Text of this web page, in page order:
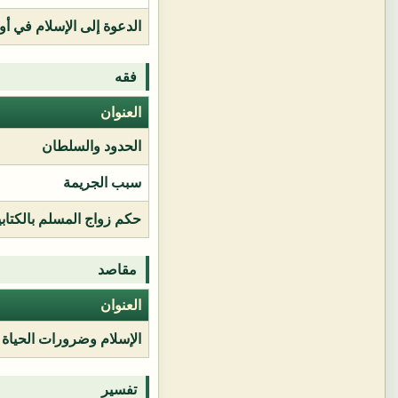
الدعوة إلى الإسلام في
فقه
العنوان
الحدود والسلطان
سبب الجريمة
حكم زواج المسلم
مقاصد
العنوان
الإسلام وضرورات الحياة
تفسير